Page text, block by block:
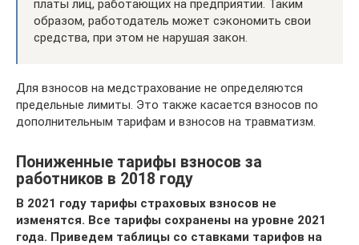
платы лиц, работающих на предприятии. Таким
образом, работодатель может сэкономить свои
средства, при этом не нарушая закон.
Для взносов на медстрахование не определяются
предельные лимиты. Это также касается взносов по
дополнительным тарифам и взносов на травматизм.
Пониженные тарифы взносов за
работников в 2018 году
В 2021 году тарифы страховых взносов не
изменятся. Все тарифы сохранены на уровне 2021
года. Приведем таблицы со ставками тарифов на